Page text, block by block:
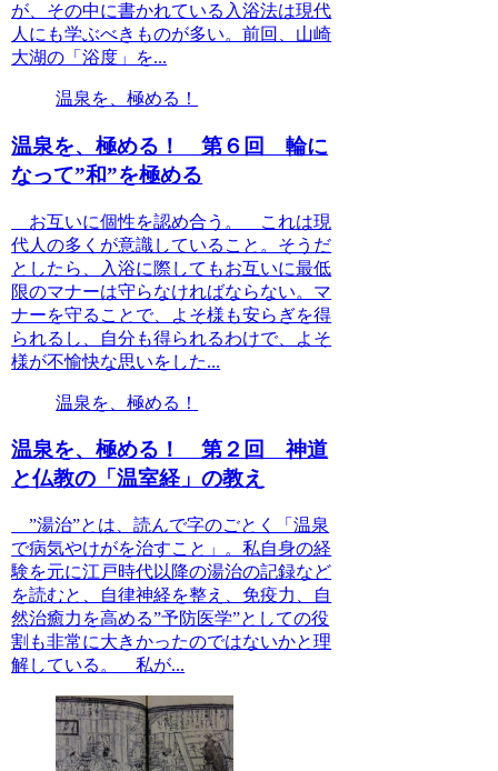
が、その中に書かれている入浴法は現代
人にも学ぶべきものが多い。前回、山崎
大湖の「浴度」を...
温泉を、極める！
温泉を、極める！ 第６回 輪に
なって”和”を極める
お互いに個性を認め合う。 これは現
代人の多くが意識していること。そうだ
としたら、入浴に際してもお互いに最低
限のマナーは守らなければならない。マ
ナーを守ることで、よそ様も安らぎを得
られるし、自分も得られるわけで、よそ
様が不愉快な思いをした...
温泉を、極める！
温泉を、極める！ 第２回 神道
と仏教の「温室経」の教え
”湯治”とは、読んで字のごとく「温泉
で病気やけがを治すこと」。私自身の経
験を元に江戸時代以降の湯治の記録など
を読むと、自律神経を整え、免疫力、自
然治癒力を高める”予防医学”としての役
割も非常に大きかったのではないかと理
解している。 私が...